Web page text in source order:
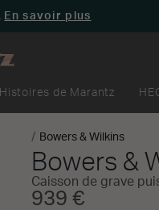
En savoir plus
Histoires de Marantz
Bowers & Wilkins
Bowers &
Caisson de grave
939 €